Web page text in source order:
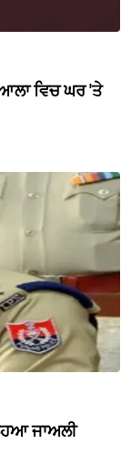
ਵਿਚ ਘਰ 'ਤੇ
ਜਾਅਲੀ